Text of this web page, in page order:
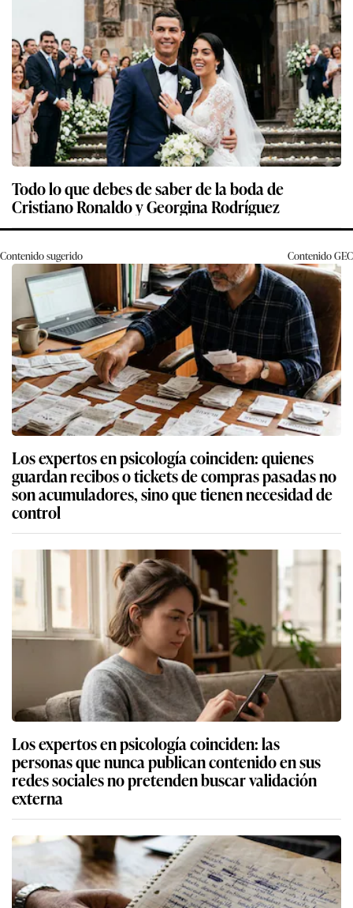
Todo lo que debes de saber de la boda de
Cristiano Ronaldo y Georgina Rodríguez
Contenido sugerido ContenidoGEC
Los expertos en psicología coinciden: quienes
guardan recibos o tickets de compras pasadas no
son acumuladores, sino que tienen necesidad de
control
Los expertos en psicología coinciden: las
personas que nunca publican contenido en sus
redes sociales no pretenden buscar validación
externa